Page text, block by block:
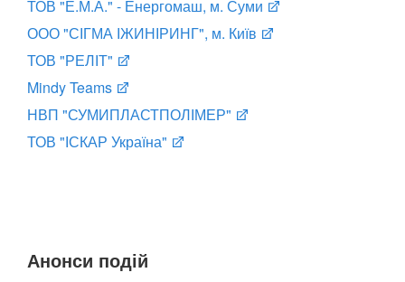
ТОВ "Е.М.А." - Енергомаш, м. Суми
ООО "СІГМА ІЖИНІРИНГ", м. Київ
ТОВ "РЕЛІТ"
Mindy Teams
НВП "СУМИПЛАСТПОЛІМЕР"
ТОВ "ІСКАР Україна"
Анонси подій